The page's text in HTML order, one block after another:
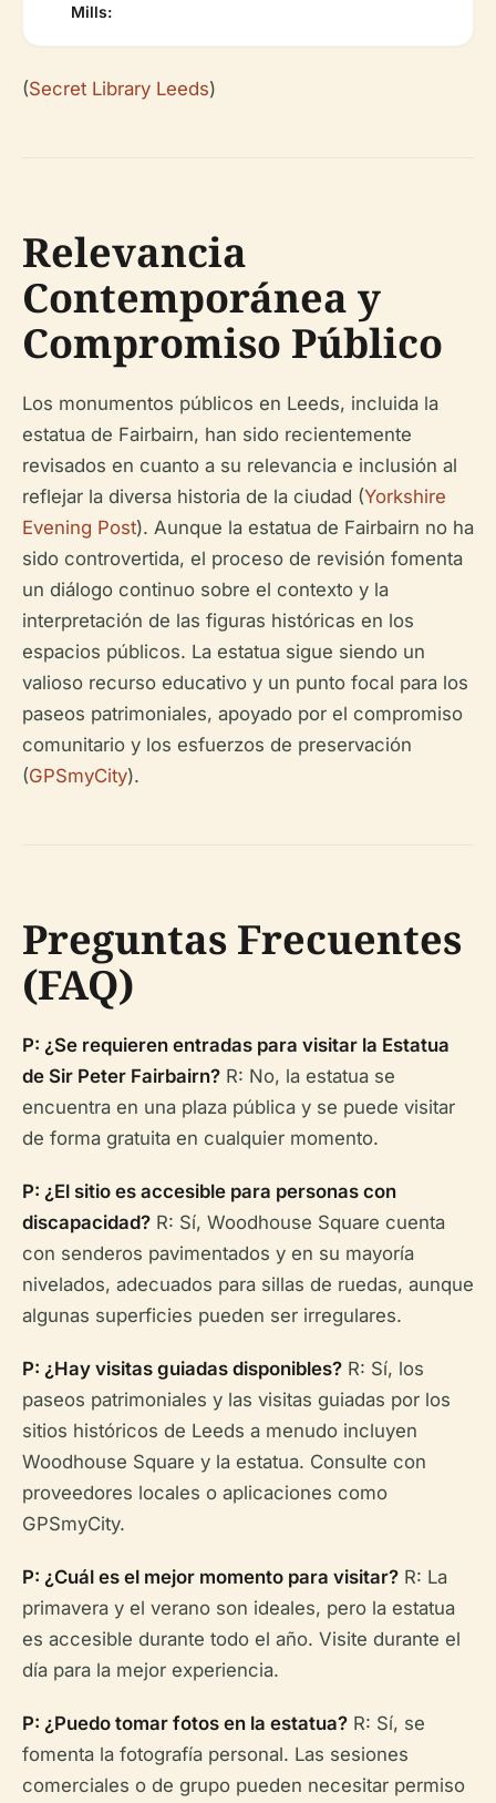
Mills:
(Secret Library Leeds)
Relevancia
Contemporánea y
Compromiso Público
Los monumentos públicos en Leeds, incluida la
estatua de Fairbairn, han sido recientemente
revisados en cuanto a su relevancia e inclusión al
reflejar la diversa historia de la ciudad (Yorkshire
Evening Post). Aunque la estatua de Fairbairn no ha
sido controvertida, el proceso de revisión fomenta
un diálogo continuo sobre el contexto y la
interpretación de las figuras históricas en los
espacios públicos. La estatua sigue siendo un
valioso recurso educativo y un punto focal para los
paseos patrimoniales, apoyado por el compromiso
comunitario y los esfuerzos de preservación
(GPSmyCity).
Preguntas Frecuentes
(FAQ)
P: ¿Se requieren entradas para visitar la Estatua
de Sir Peter Fairbairn? R: No, la estatua se
encuentra en una plaza pública y se puede visitar
de forma gratuita en cualquier momento.
P: ¿El sitio es accesible para personas con
discapacidad? R: Sí, Woodhouse Square cuenta
con senderos pavimentados y en su mayoría
nivelados, adecuados para sillas de ruedas, aunque
algunas superficies pueden ser irregulares.
P: ¿Hay visitas guiadas disponibles? R: Sí, los
paseos patrimoniales y las visitas guiadas por los
sitios históricos de Leeds a menudo incluyen
Woodhouse Square y la estatua. Consulte con
proveedores locales o aplicaciones como
GPSmyCity.
P: ¿Cuál es el mejor momento para visitar? R: La
primavera y el verano son ideales, pero la estatua
es accesible durante todo el año. Visite durante el
día para la mejor experiencia.
P: ¿Puedo tomar fotos en la estatua? R: Sí, se
fomenta la fotografía personal. Las sesiones
comerciales o de grupo pueden necesitar permiso